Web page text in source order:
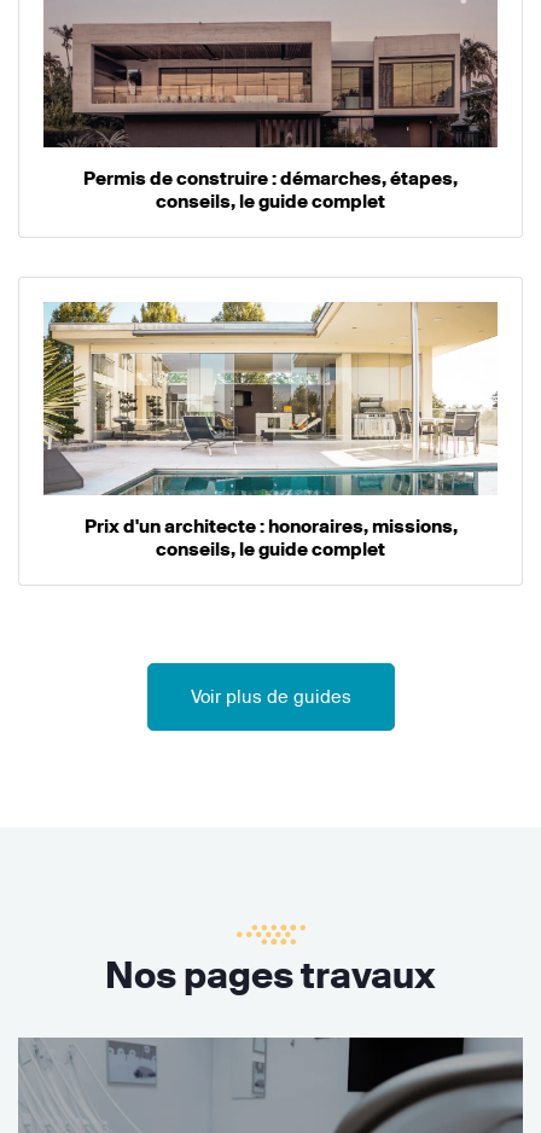
Permis de construire : démarches, étapes,
conseils, le guide complet
Prix d'un architecte : honoraires, missions,
conseils, le guide complet
Voir plus de guides
Nos pages travaux